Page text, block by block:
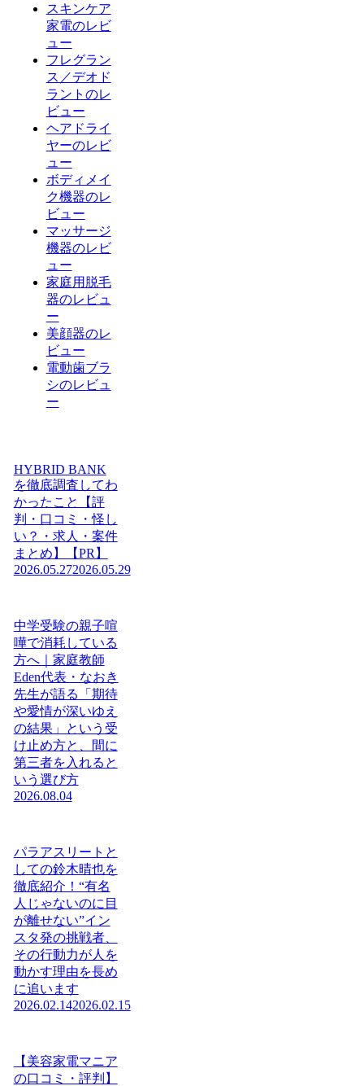
スキンケア
家電のレビ
ュー
フレグラン
ス／デオド
ラントのレ
ビュー
ヘアドライ
ヤーのレビ
ュー
ボディメイ
ク機器のレ
ビュー
マッサージ
機器のレビ
ュー
家庭用脱毛
器のレビュ
ー
美顔器のレ
ビュー
電動歯ブラ
シのレビュ
ー
HYBRID BANK
を徹底調査してわ
かったこと【評
判・口コミ・怪し
い？・求人・案件
まとめ】【PR】
2026.05.272026.05.29
中学受験の親子喧
嘩で消耗している
方へ｜家庭教師
Eden代表・なおき
先生が語る「期待
や愛情が深いゆえ
の結果」という受
け止め方と、間に
第三者を入れると
いう選び方
2026.08.04
パラアスリートと
しての鈴木晴也を
徹底紹介！“有名
人じゃないのに目
が離せない”イン
スタ発の挑戦者、
その行動力が人を
動かす理由を長め
に追います
2026.02.142026.02.15
【美容家電マニア
の口コミ・評判】